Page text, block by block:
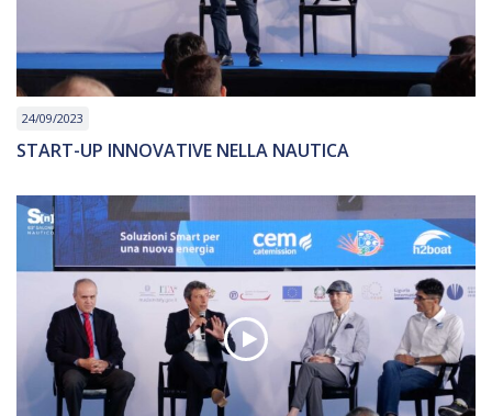
24/09/2023
START-UP INNOVATIVE NELLA NAUTICA